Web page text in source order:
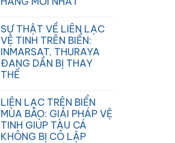
SỰ THẬT VỀ LIÊN LẠC
VỆ TINH TRÊN BIỂN:
INMARSAT, THURAYA
ĐANG DẦN BỊ THAY
THẾ
LIÊN LẠC TRÊN BIỂN
MÙA BÃO: GIẢI PHÁP VỆ
TINH GIÚP TÀU CÁ
KHÔNG BỊ CÔ LẬP